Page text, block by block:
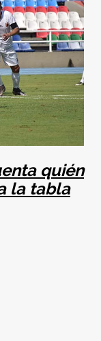
quién
la tabla